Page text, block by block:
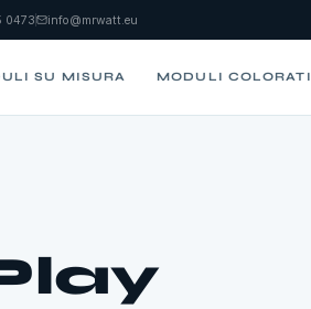
0473 info@mrwatt.eu
SU MISURA MODULI COLORATI